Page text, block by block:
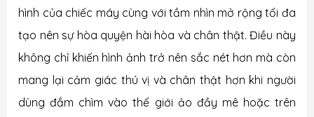
hình của chiếc máy cùng với tầm nhìn mở rộng tối đa
tạo nên sự hòa quyện hài hòa và chân thật. Điều này
không chỉ khiến hình ảnh trở nên sắc nét hơn mà còn
mang lại cảm giác thú vị và chân thật hơn khi người
dùng đắm chìm vào thế giới ảo đầy mê hoặc trên